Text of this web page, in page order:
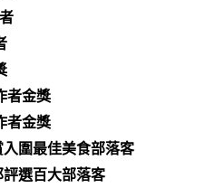
者金獎
者金獎
圍最佳美食部落客
評選百大部落客